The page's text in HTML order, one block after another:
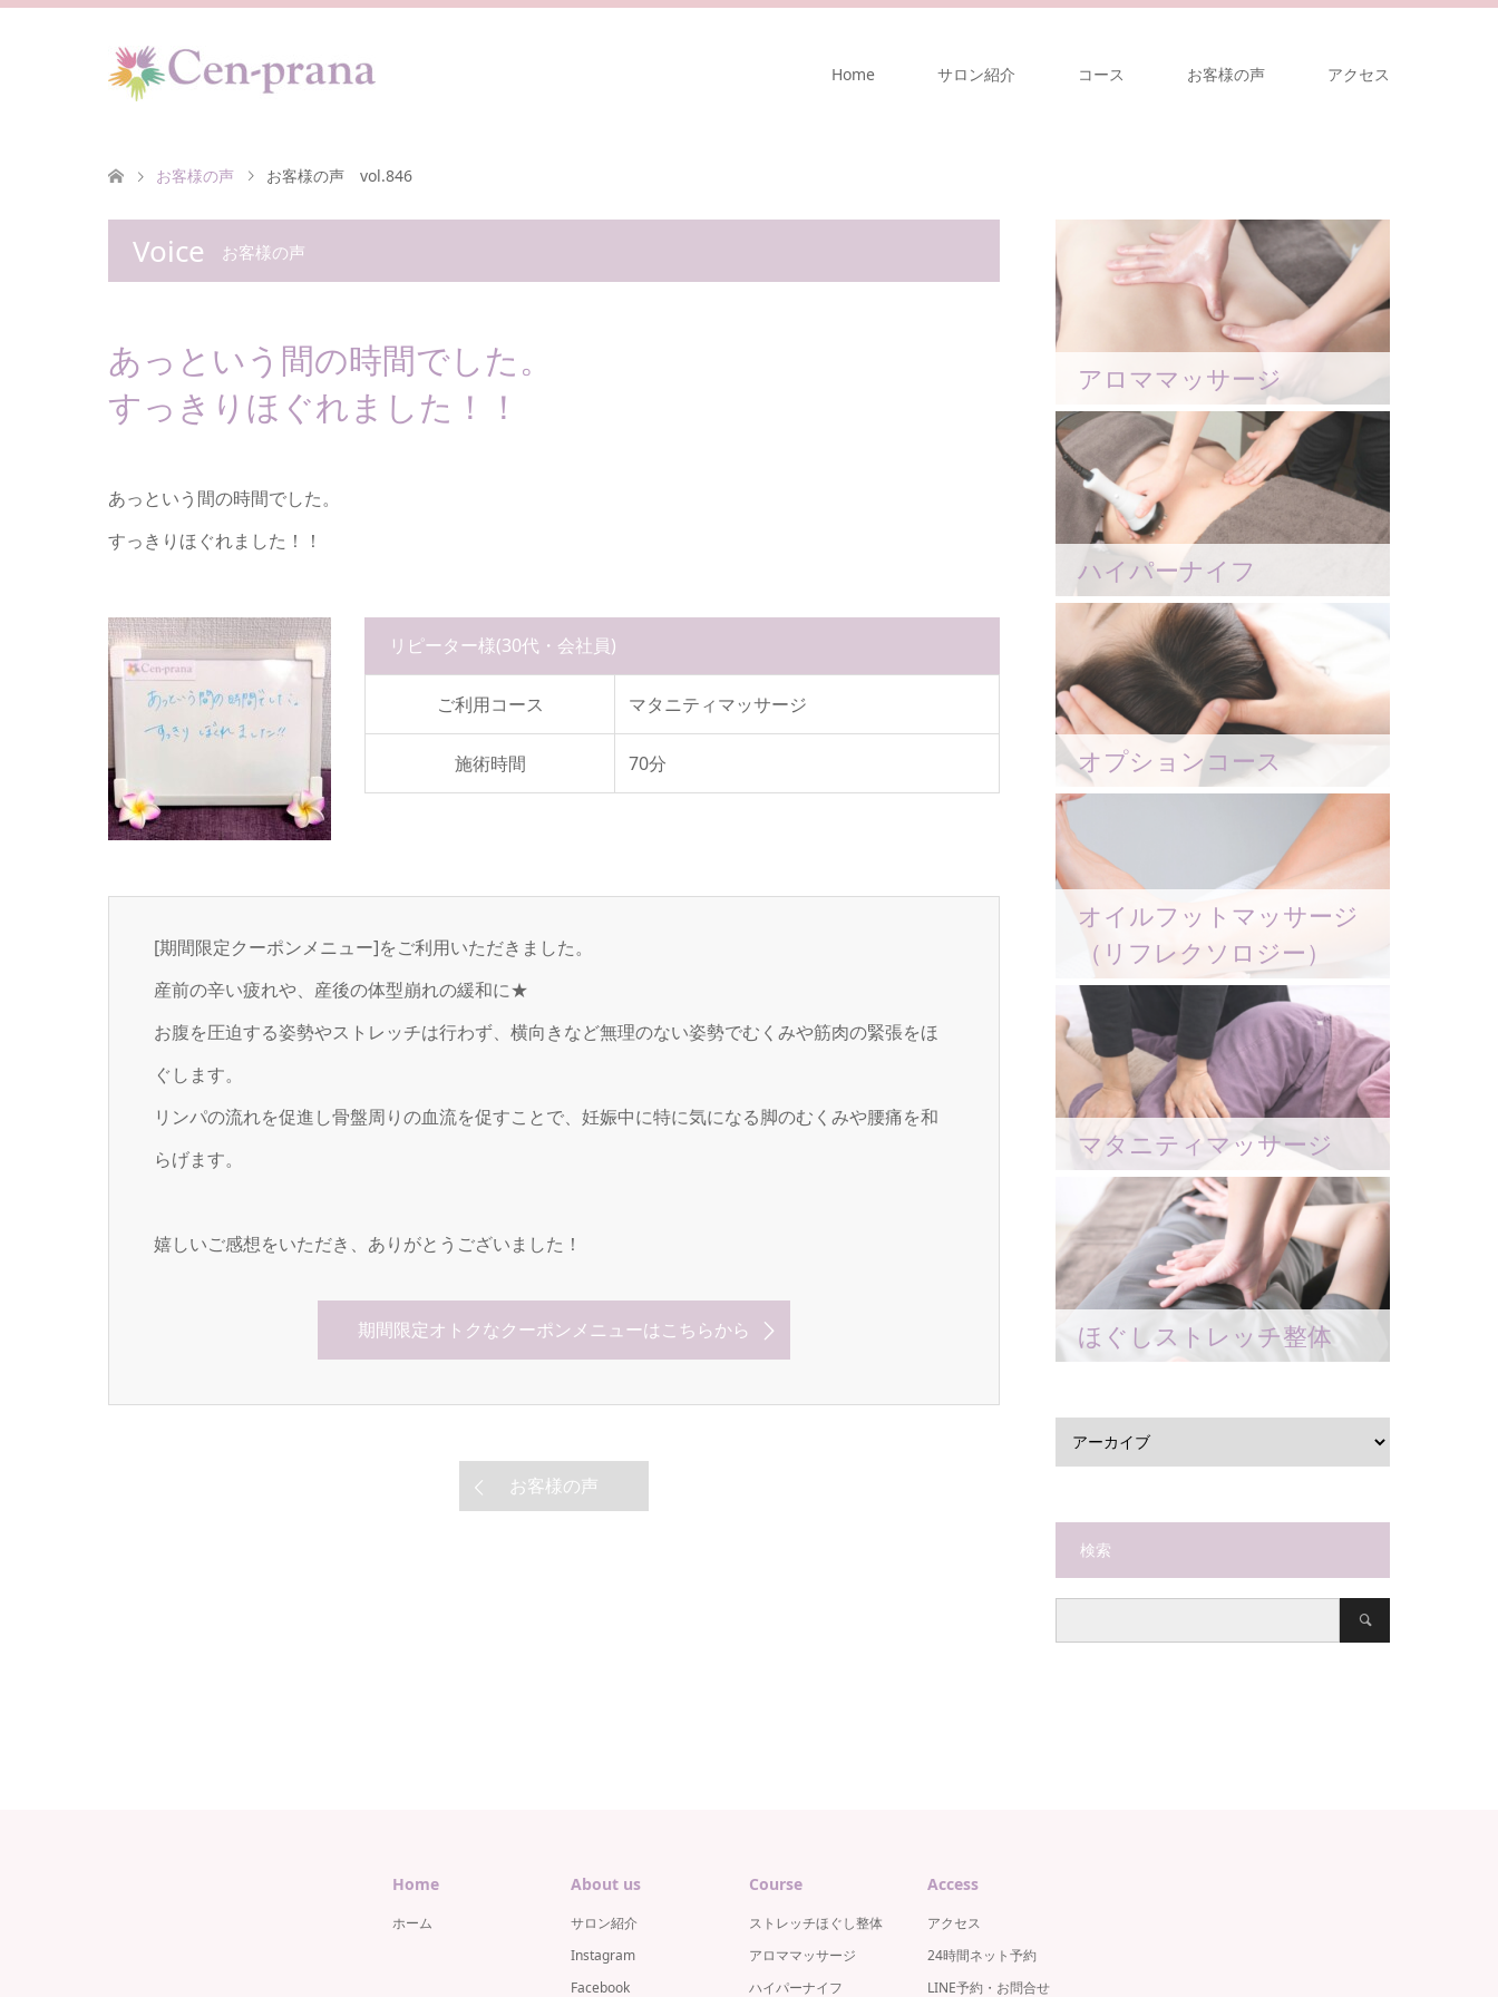
Home サロン紹介 コース お客様の声 アクセス
お客様の声 お客様の声 vol.846
Voice お客様の声
あっという間の時間でした。
すっきりほぐれました！！
あっという間の時間でした。
すっきりほぐれました！！
リピーター様(30代・会社員)
ご利用コース マタニティマッサージ
施術時間 70分
[期間限定クーポンメニュー]をご利用いただきました。
産前の辛い疲れや、産後の体型崩れの緩和に★
お腹を圧迫する姿勢やストレッチは行わず、横向きなど無理のない姿勢でむくみや筋肉の緊張をほ
ぐします。
リンパの流れを促進し骨盤周りの血流を促すことで、妊娠中に特に気になる脚のむくみや腰痛を和
らげます。
嬉しいご感想をいただき、ありがとうございました！
期間限定オトクなクーポンメニューはこちらから
お客様の声
アロママッサージ
ハイパーナイフ
オプションコース
オイルフットマッサージ
（リフレクソロジー）
マタニティマッサージ
ほぐしストレッチ整体
検索
Home
ホーム
About us
サロン紹介
Instagram
Facebook
Course
ストレッチほぐし整体
アロママッサージ
ハイパーナイフ
Access
アクセス
24時間ネット予約
LINE予約・お問合せ